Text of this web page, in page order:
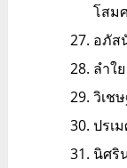
โสม
อภัส
ลำใ
วิเช
ปรเ
นิศริ